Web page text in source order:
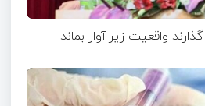
واقعیت زیر آوار بماند